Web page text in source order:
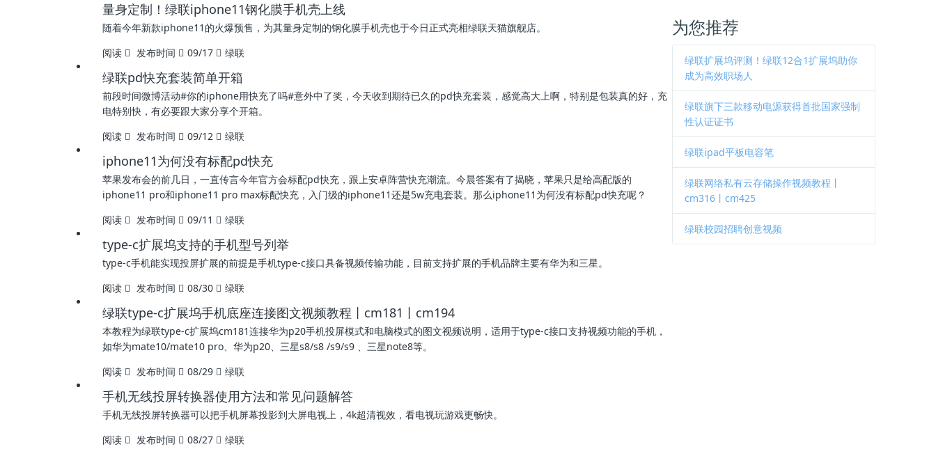
量身定制！绿联iphone11钢化膜手机壳上线
随着今年新款iphone11的火爆预售，为其量身定制的钢化膜手机壳也于今日正式亮相绿联天猫旗舰店。
阅读
发布时间 09/17 绿联
绿联pd快充套装简单开箱
前段时间微博活动#你的iphone用快充了吗#意外中了奖，今天收到期待已久的pd快充套装，感觉高大上啊，特别是包装真的好，充
电特别快，有必要跟大家分享个开箱。
阅读
发布时间 09/12 绿联
iphone11为何没有标配pd快充
苹果发布会的前几日，一直传言今年官方会标配pd快充，跟上安卓阵营快充潮流。今晨答案有了揭晓，苹果只是给高配版的
iphone11 pro和iphone11 pro max标配快充，入门级的iphone11还是5w充电套装。那么iphone11为何没有标配pd快充呢？
阅读
发布时间 09/11 绿联
type-c扩展坞支持的手机型号列举
type-c手机能实现投屏扩展的前提是手机type-c接口具备视频传输功能，目前支持扩展的手机品牌主要有华为和三星。
阅读
发布时间 08/30 绿联
绿联type-c扩展坞手机底座连接图文视频教程丨cm181丨cm194
本教程为绿联type-c扩展坞cm181连接华为p20手机投屏模式和电脑模式的图文视频说明，适用于type-c接口支持视频功能的手机，
如华为mate10/mate10 pro、华为p20、三星s8/s8 /s9/s9 、三星note8等。
阅读
发布时间 08/29 绿联
手机无线投屏转换器使用方法和常见问题解答
手机无线投屏转换器可以把手机屏幕投影到大屏电视上，4k超清视效，看电视玩游戏更畅快。
阅读
发布时间 08/27 绿联
为您推荐
绿联扩展坞评测！绿联12合1扩展坞助你
成为高效职场人
绿联旗下三款移动电源获得首批国家强制
性认证证书
绿联ipad平板电容笔
绿联网络私有云存储操作视频教程丨
cm316丨cm425
绿联校园招聘创意视频